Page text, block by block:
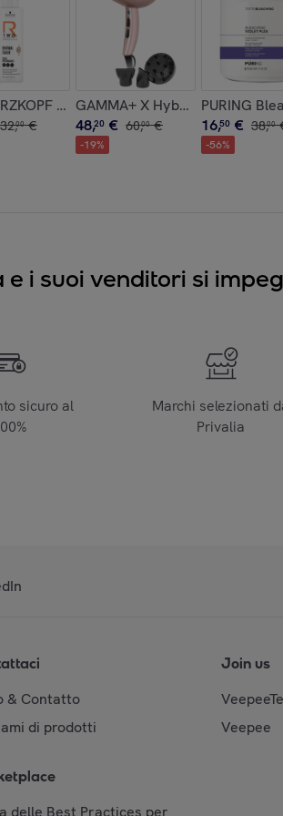
Avanzanto
Bonacure R Two Renewal Sealer
32,00 €
GAMMA+ X Hybrid Compact
48,20 € 60,00 €
-19%
PURING
16,50 € 38,00
-56%
e i suoi venditori si
sicuro al
Marchi selezionati
Privalia
& Contatto
di prodotti
delle Best Practices per
Join us
Veepee